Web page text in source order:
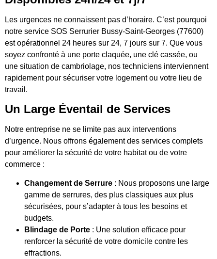
Les urgences ne connaissent pas d’horaire. C’est pourquoi
notre service SOS Serrurier Bussy-Saint-Georges (77600)
est opérationnel 24 heures sur 24, 7 jours sur 7. Que vous
soyez confronté à une porte claquée, une clé cassée, ou
une situation de cambriolage, nos techniciens interviennent
rapidement pour sécuriser votre logement ou votre lieu de
travail.
Un Large Éventail de Services
Notre entreprise ne se limite pas aux interventions
d’urgence. Nous offrons également des services complets
pour améliorer la sécurité de votre habitat ou de votre
commerce :
Changement de Serrure : Nous proposons une large
gamme de serrures, des plus classiques aux plus
sécurisées, pour s’adapter à tous les besoins et
budgets.
Blindage de Porte : Une solution efficace pour
renforcer la sécurité de votre domicile contre les
effractions.